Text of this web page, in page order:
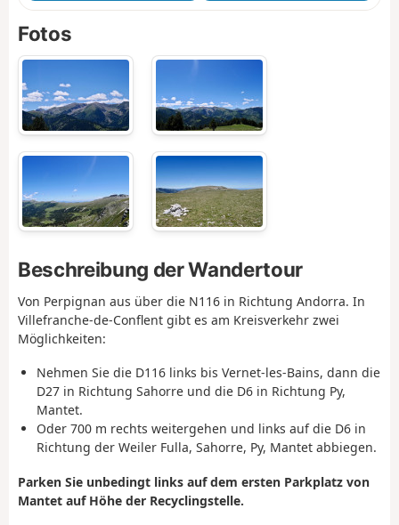
Fotos
Beschreibung der Wandertour
Von Perpignan aus über die N116 in Richtung Andorra. In
Villefranche-de-Conflent gibt es am Kreisverkehr zwei
Möglichkeiten:
Nehmen Sie die D116 links bis Vernet-les-Bains, dann die
D27 in Richtung Sahorre und die D6 in Richtung Py,
Mantet.
Oder 700 m rechts weitergehen und links auf die D6 in
Richtung der Weiler Fulla, Sahorre, Py, Mantet abbiegen.
Parken Sie unbedingt links auf dem ersten Parkplatz von
Mantet auf Höhe der Recyclingstelle.